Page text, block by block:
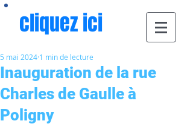
cliquez ici
Inauguration de la rue
Charles de Gaulle à
Poligny
5 mai 2024 1 min de lecture